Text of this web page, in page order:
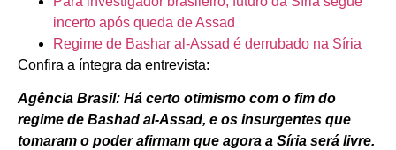
incerto após queda de Assad
Regime de Bashar al-Assad é derrubado na Síria
Confira a íntegra da entrevista:
Agência Brasil: Há certo otimismo com o fim do
regime de Bashad al-Assad, e os insurgentes que
tomaram o poder afirmam que agora a Síria será livre.